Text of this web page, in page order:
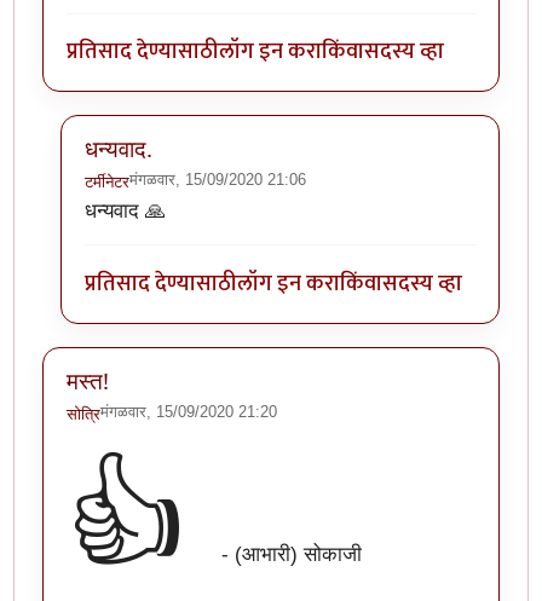
प्रतिसाद देण्यासाठीलॉग इन कराकिंवासदस्य व्हा
धन्यवाद.
टर्मीनेटरमंगळवार, 15/09/2020 21:06
In reply to
धन्यवाद 🙏
प्रतिसाद देण्यासाठीलॉग इन कराकिंवासदस्य व्हा
मस्त!
सोत्रिमंगळवार, 15/09/2020 21:20
👍 - (आभारी) सोकाजी